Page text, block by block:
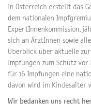
In Österreich erstellt das
dem nationalen
ExpertInnenkommission,
sich an ÄrztInnen sowie
Überblick über aktuelle
Impfungen zum Schutz
für 16 Impfungen eine
davon wird im Kindesalter
Wir bedanken uns recht